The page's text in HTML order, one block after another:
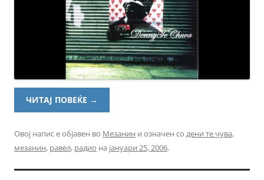
ЧИТАЈ ПОВЕЌЕ →
Овој напис е објавен во Мезанин и означен со дени те чува,
мезанин, равел, радио на јануари 25, 2006.